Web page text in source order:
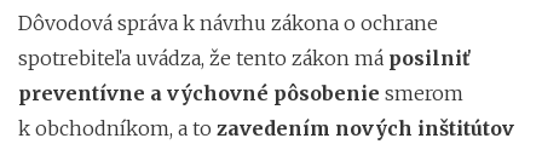
Dôvodová správa k návrhu zákona o ochrane
spotrebiteľa uvádza, že tento zákon má posilniť
preventívne a výchovné pôsobenie smerom
k obchodníkom, a to zavedením nových inštitútov